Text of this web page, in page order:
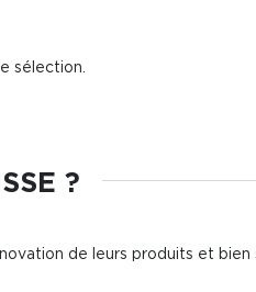
sélection.
?
de leurs produits et bien